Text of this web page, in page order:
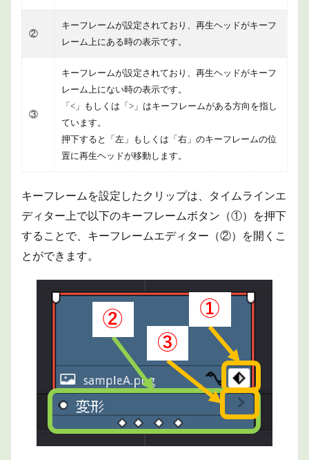
ブエ
まと
②
キーフレームが設定されており、再生ヘッドがキーフ
レーム上にある時の表示です。
③
キーフレームが設定されており、再生ヘッドがキーフ
レーム上にない時の表示です。
「<」もしくは「>」はキーフレームがある方向を指し
ています。
押下すると「左」もしくは「右」のキーフレームの位
置に再生ヘッドが移動します。
キーフレームを設定したクリップは、タイムラインエ
ディター上で以下のキーフレームボタン（①）を押下
することで、キーフレームエディター（②）を開くこ
とができます。